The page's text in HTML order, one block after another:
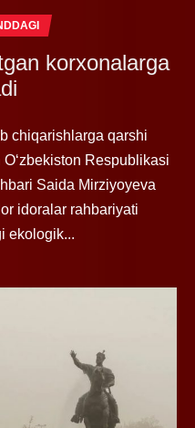
korxonalarga
chiqarishlarga qarshi
O‘zbekiston Respublikasi
Saida Mirziyoyeva
idoralar rahbariyati
ekologik...